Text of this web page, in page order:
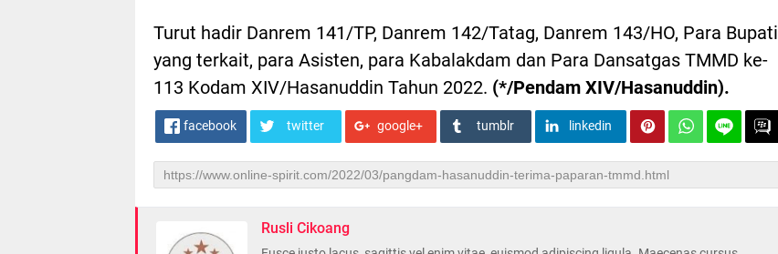
Turut hadir Danrem 141/TP, Danrem 142/Tatag, Danrem 143/HO, Para Bupati
yang terkait, para Asisten, para Kabalakdam dan Para Dansatgas TMMD ke-
113 Kodam XIV/Hasanuddin Tahun 2022. (*/Pendam XIV/Hasanuddin).
facebook twitter google+ tumblr linkedin
Rusli Cikoang